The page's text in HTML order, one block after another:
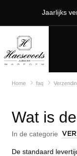
Jaarlijks
Home faq
Wat is
In de categorie
De standaard